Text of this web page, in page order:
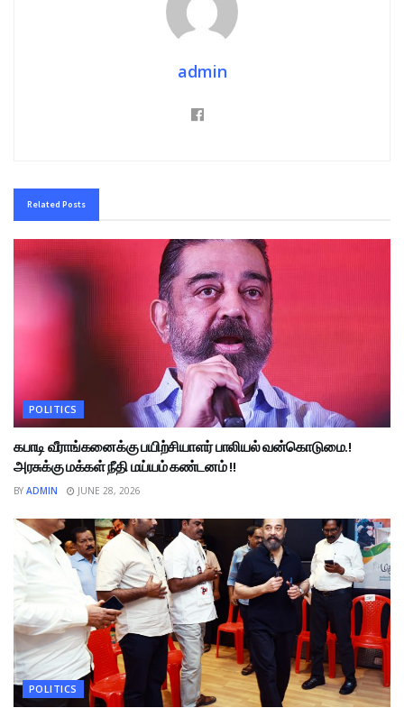
admin
Related Posts
POLITICS
கபாடி வீராங்கனைக்கு பயிற்சியாளர் பாலியல் வன்கொடுமை.!
அரசுக்கு மக்கள் நீதி மய்யம் கண்டனம் !!
BY ADMIN JUNE 28, 2026
POLITICS